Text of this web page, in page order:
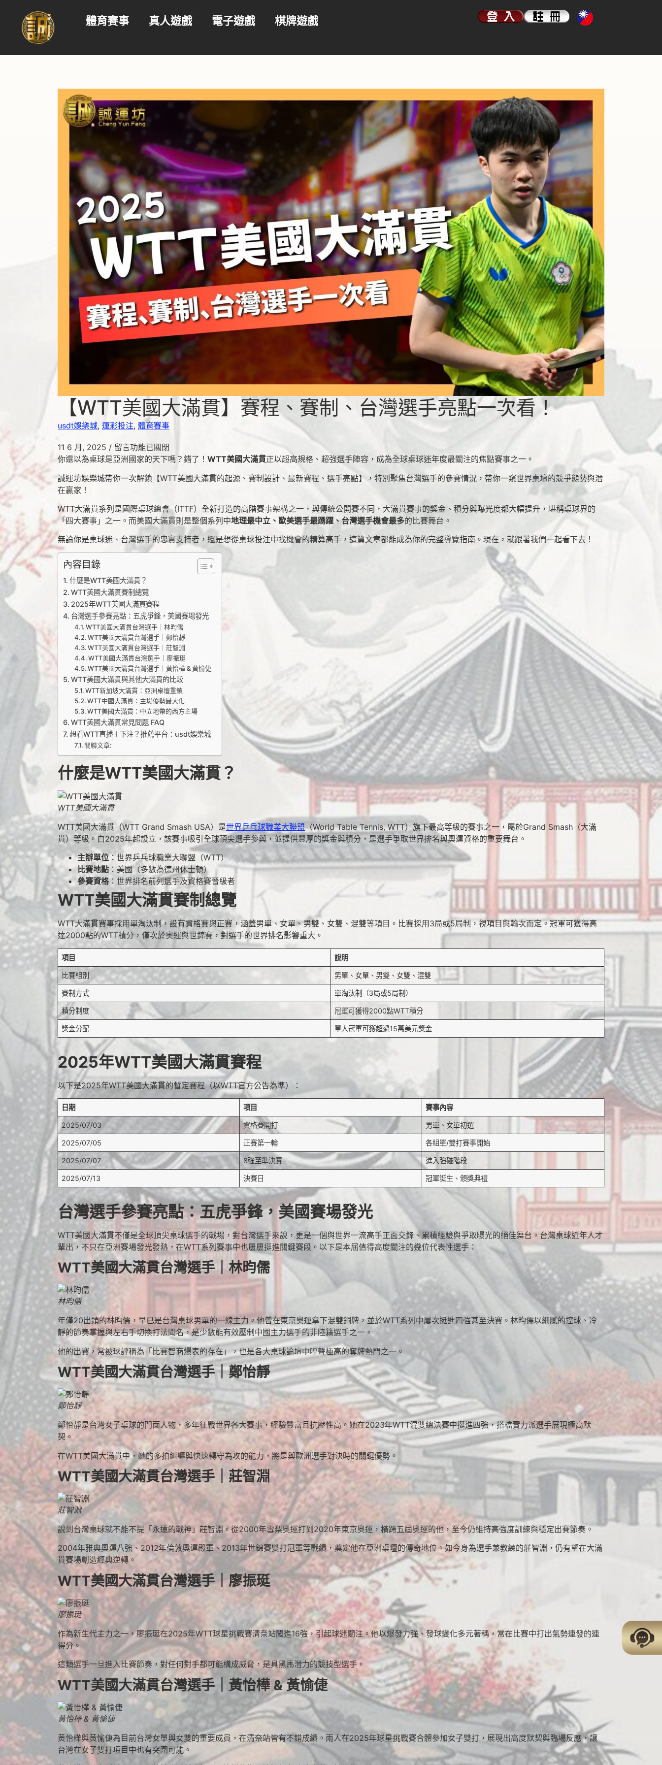
體育賽事 真人遊戲 電子遊戲 棋牌遊戲
【WTT美國大滿貫】賽程、賽制、台灣選手亮點一次看！
usdt娛樂城, 運彩投注, 體育賽事
11 6 月, 2025 / 留言功能已關閉
你還以為桌球是亞洲國家的天下嗎？錯了！ WTT美國大滿貫正以超高規格、超強選手陣容，成為全球桌球迷年度最關注的焦點賽事之一。
誠運坊娛樂城帶你一次解鎖【WTT美國大滿貫的起源、賽制設計、最新賽程、選手亮點】，特別聚焦台灣選手的參賽情況，帶你一窺世界桌壇的競爭態勢與潛
在贏家！
WTT大滿貫系列是國際桌球總會（ITTF）全新打造的高階賽事架構之一，與傳統公開賽不同，大滿貫賽事的獎金、積分與曝光度都大幅提升，堪稱桌球界的
「四大賽事」之一。而美國大滿貫則是整個系列中地理最中立、歐美選手最踴躍、台灣選手機會最多的比賽舞台。
無論你是桌球迷、台灣選手的忠實支持者，還是想從桌球投注中找機會的精算高手，這篇文章都能成為你的完整導覽指南。現在，就跟著我們一起看下去！
內容目錄
什麼是WTT美國大滿貫？
WTT美國大滿貫賽制總覽
2025年WTT美國大滿貫賽程
台灣選手參賽亮點：五虎爭鋒，美國賽場發光
WTT美國大滿貫台灣選手｜林昀儒
WTT美國大滿貫台灣選手｜鄭怡靜
WTT美國大滿貫台灣選手｜莊智淵
WTT美國大滿貫台灣選手｜廖振珽
WTT美國大滿貫台灣選手｜黃怡樺 & 黃愉倢
WTT美國大滿貫與其他大滿貫的比較
WTT新加坡大滿貫：亞洲桌壇重鎮
WTT中國大滿貫：主場優勢最大化
WTT美國大滿貫：中立地帶的西方主場
WTT美國大滿貫常見問題 FAQ
想看WTT直播＋下注？推薦平台：usdt娛樂城
關聯文章:
什麼是WTT美國大滿貫？
WTT美國大滿貫
WTT美國大滿貫（WTT Grand Smash USA）是世界乒乓球職業大聯盟（World Table Tennis, WTT）旗下最高等級的賽事之一，屬於Grand Smash（大滿
貫）等級。自2025年起設立，該賽事吸引全球頂尖選手參與，並提供豐厚的獎金與積分，是選手爭取世界排名與奧運資格的重要舞台。
主辦單位：世界乒乓球職業大聯盟（WTT）
比賽地點 ：美國（多數為德州休士頓）
參賽資格：世界排名前列選手及資格賽晉級者
WTT美國大滿貫賽制總覽
WTT大滿貫賽事採用單淘汰制，設有資格賽與正賽，涵蓋男單、女單、男雙、女雙、混雙等項目。比賽採用3局或5局制，視項目與輪次而定。冠軍可獲得高
達2000點的WTT積分，僅次於奧運與世錦賽，對選手的世界排名影響重大。
項目 說明
比賽組別 男單、女單、男雙、女雙、混雙
賽制方式 單淘汰制（3局或5局制）
積分制度 冠軍可獲得2000點WTT積分
獎金分配 單人冠軍可獲超過15萬美元獎金
2025年WTT美國大滿貫賽程
以下是2025年WTT美國大滿貫的暫定賽程（以WTT官方公告為準）：
日期 項目 賽事內容
2025/07/03 資格賽開打 男單、女單初選
2025/07/05 正賽第一輪 各組單/雙打賽事開始
2025/07/07 8強至準決賽 進入強碰階段
2025/07/13 決賽日 冠軍誕生、頒獎典禮
台灣選手參賽亮點：五虎爭鋒，美國賽場發光
WTT美國大滿貫不僅是全球頂尖桌球選手的戰場，對台灣選手來說，更是一個與世界一流高手正面交鋒、累積經驗與爭取曝光的絕佳舞台。台灣桌球近年人才
輩出，不只在亞洲賽場發光發熱，在WTT系列賽事中也屢屢挺進關鍵賽段。以下是本屆值得高度關注的幾位代表性選手：
WTT美國大滿貫台灣選手｜林昀儒
林昀儒
年僅20出頭的林昀儒，早已是台灣桌球男單的一線主力。他曾在東京奧運拿下混雙銅牌，並於WTT系列中屢次挺進四強甚至決賽。林昀儒以細膩的控球、冷
靜的節奏掌握與左右手切換打法聞名，是少數能有效壓制中國主力選手的非陸籍選手之一。
他的出賽，常被球評稱為「比賽智商爆表的存在」，也是各大桌球論壇中呼聲極高的奪牌熱門之一。
WTT美國大滿貫台灣選手｜鄭怡靜
鄭怡靜
鄭怡靜是台灣女子桌球的門面人物，多年征戰世界各大賽事，經驗豐富且抗壓性高。她在2023年WTT混雙總決賽中挺進四強，搭檔實力派選手展現極高默
契。
在WTT美國大滿貫中，她的多拍糾纏與快速轉守為攻的能力，將是與歐洲選手對決時的關鍵優勢。
WTT美國大滿貫台灣選手｜莊智淵
莊智淵
說到台灣桌球就不能不提「永遠的戰神」莊智淵。從2000年雪梨奧運打到2020年東京奧運，橫跨五屆奧運的他，至今仍維持高強度訓練與穩定出賽節奏。
2004年雅典奧運八強、2012年倫敦奧運殿軍、2013年世錦賽雙打冠軍等戰績，奠定他在亞洲桌壇的傳奇地位。如今身為選手兼教練的莊智淵，仍有望在大滿
貫賽場創造經典逆轉。
WTT美國大滿貫台灣選手｜廖振珽
廖振珽
作為新生代主力之一，廖振珽在2025年WTT球星挑戰賽清奈站闖進16強，引起球迷關注。他以爆發力強、發球變化多元著稱，常在比賽中打出氣勢連發的連
得分。
這類選手一旦進入比賽節奏，對任何對手都可能構成威脅，是具黑馬潛力的競技型選手。
WTT美國大滿貫台灣選手｜黃怡樺 & 黃愉倢
黃怡樺 & 黃愉倢
黃怡樺與黃愉倢為目前台灣女單與女雙的重要成員，在清奈站皆有不錯成績。兩人在2025年球星挑戰賽合體參加女子雙打，展現出高度默契與臨場反應，讓
台灣在女子雙打項目中也有突圍可能。